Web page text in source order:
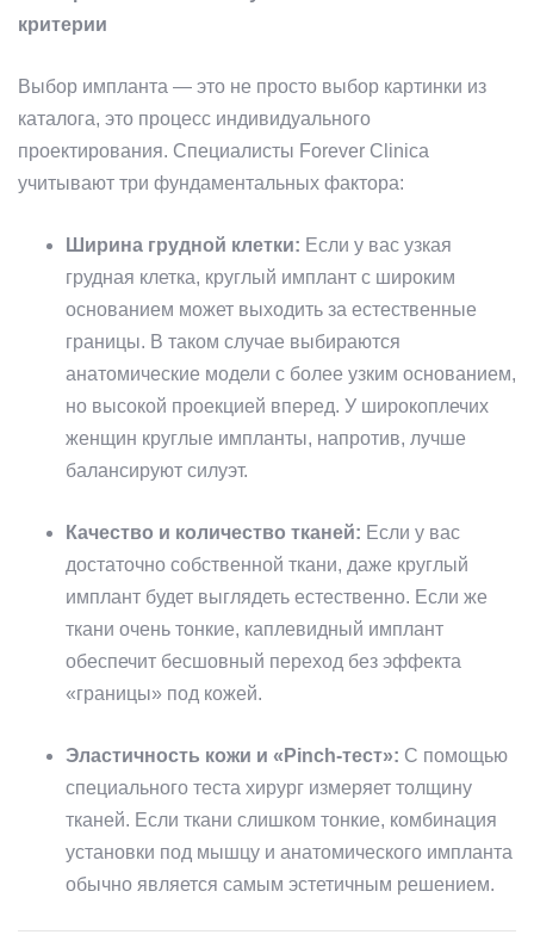
критерии
Выбор импланта — это не просто выбор картинки из
каталога, это процесс индивидуального
проектирования. Специалисты Forever Clinica
учитывают три фундаментальных фактора:
Ширина грудной клетки: Если у вас узкая
грудная клетка, круглый имплант с широким
основанием может выходить за естественные
границы. В таком случае выбираются
анатомические модели с более узким основанием,
но высокой проекцией вперед. У широкоплечих
женщин круглые импланты, напротив, лучше
балансируют силуэт.
Качество и количество тканей: Если у вас
достаточно собственной ткани, даже круглый
имплант будет выглядеть естественно. Если же
ткани очень тонкие, каплевидный имплант
обеспечит бесшовный переход без эффекта
«границы» под кожей.
Эластичность кожи и «Pinch-тест»: С помощью
специального теста хирург измеряет толщину
тканей. Если ткани слишком тонкие, комбинация
установки под мышцу и анатомического импланта
обычно является самым эстетичным решением.